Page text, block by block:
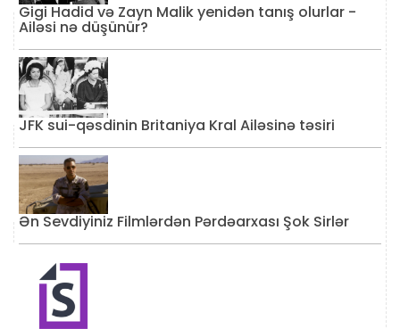
Gigi Hadid və Zayn Malik yenidən tanış olurlar -
Ailəsi nə düşünür?
JFK sui-qəsdinin Britaniya Kral Ailəsinə təsiri
Ən Sevdiyiniz Filmlərdən Pərdəarxası Şok Sirlər